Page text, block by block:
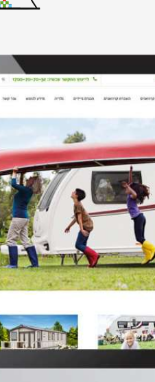
חנות ווירטואלית
ממשק משתמש
עיצוב אתרים